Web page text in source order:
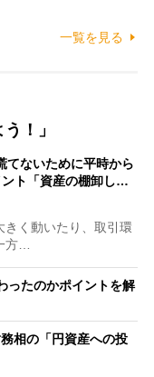
一覧を見る
！」
てないために平時から
ト「資産の棚卸し…
く動いたり、取引環
方…
ったのかポイントを解
相の「円資産への投